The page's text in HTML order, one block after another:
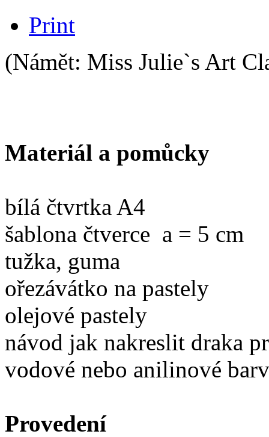
Print
(Námět: Miss Julie`s Art
Materiál a pomůcky
bílá čtvrtka A4
šablona čtverce a = 5 cm
tužka, guma
ořezávátko na pastely
olejové pastely
návod jak nakreslit draka
vodové nebo anilinové
Provedení